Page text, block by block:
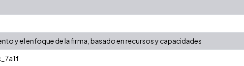
y el enfoque de la firma, basado en recursos y capacidades